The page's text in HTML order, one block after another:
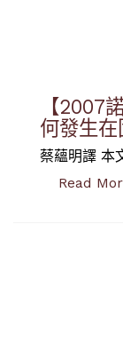
【2007
何發生
蔡蘊明譯 本
Read